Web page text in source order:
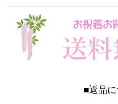
■返品